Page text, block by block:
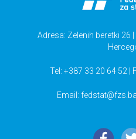
Adresa: Zelenih beretki 26
Tel: +387 33 20 64 52 |
Email: fedstat@fzs.ba